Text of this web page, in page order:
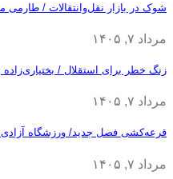
شوک در بازار نقل‌وانتقالات / طارمی
مرداد ۷, ۱۴۰۵
زنگ خطر برای استقلال /
مرداد ۷, ۱۴۰۵
قرعه‎‌کشی فصل جدید/ ورزشگاه آزادی تا نیم‌فصل آماده می‌شود؟
مرداد ۷, ۱۴۰۵